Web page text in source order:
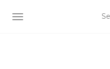
SLÅ NAVIGATION TIL/FRA